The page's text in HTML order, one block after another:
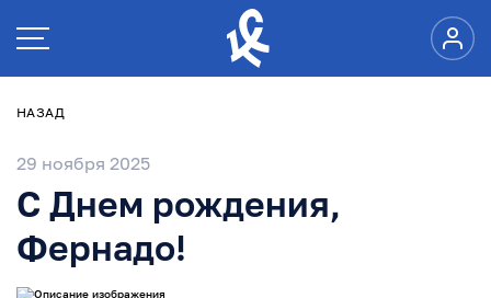
НАЗАД
29 ноября 2025
С Днем рождения,
Фернадо!